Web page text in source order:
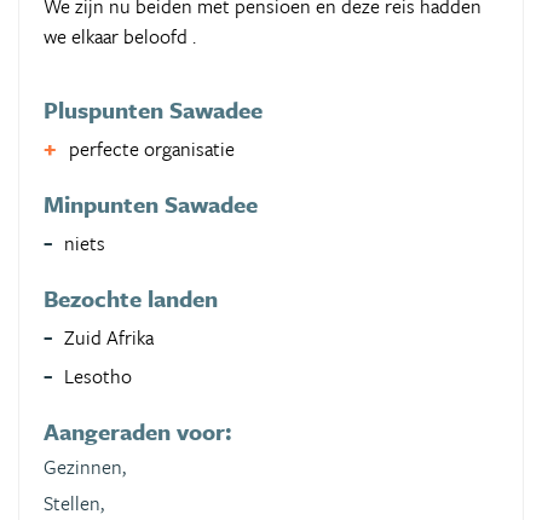
We zijn nu beiden met pensioen en deze reis hadden
we elkaar beloofd .
Pluspunten Sawadee
perfecte organisatie
Minpunten Sawadee
niets
Bezochte landen
Zuid Afrika
Lesotho
Aangeraden voor:
Gezinnen,
Stellen,